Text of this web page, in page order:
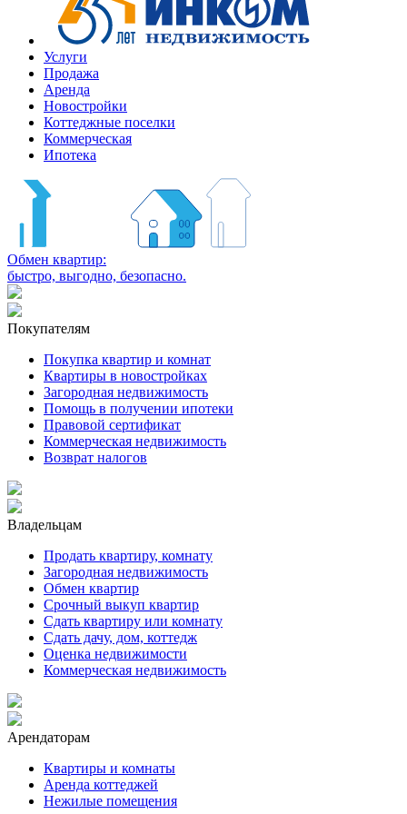
Услуги
Продажа
Аренда
Новостройки
Коттеджные поселки
Коммерческая
Ипотека
Обмен квартир:
быстро, выгодно, безопасно.
Покупателям
Покупка квартир и комнат
Квартиры в новостройках
Загородная недвижимость
Помощь в получении ипотеки
Правовой сертификат
Коммерческая недвижимость
Возврат налогов
Владельцам
Продать квартиру, комнату
Загородная недвижимость
Обмен квартир
Срочный выкуп квартир
Сдать квартиру или комнату
Сдать дачу, дом, коттедж
Оценка недвижимости
Коммерческая недвижимость
Арендаторам
Квартиры и комнаты
Аренда коттеджей
Нежилые помещения